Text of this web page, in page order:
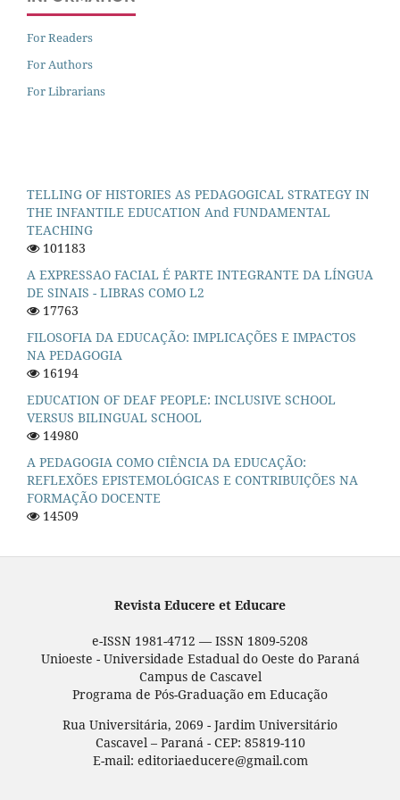
For Readers
For Authors
For Librarians
TELLING OF HISTORIES AS PEDAGOGICAL STRATEGY IN
THE INFANTILE EDUCATION And FUNDAMENTAL
TEACHING
101183
A EXPRESSAO FACIAL É PARTE INTEGRANTE DA LÍNGUA
DE SINAIS - LIBRAS COMO L2
17763
FILOSOFIA DA EDUCAÇÃO: IMPLICAÇÕES E IMPACTOS
NA PEDAGOGIA
16194
EDUCATION OF DEAF PEOPLE: INCLUSIVE SCHOOL
VERSUS BILINGUAL SCHOOL
14980
A PEDAGOGIA COMO CIÊNCIA DA EDUCAÇÃO:
REFLEXÕES EPISTEMOLÓGICAS E CONTRIBUIÇÕES NA
FORMAÇÃO DOCENTE
14509
Revista Educere et Educare
e-ISSN 1981-4712 — ISSN 1809-5208
Unioeste - Universidade Estadual do Oeste do Paraná
Campus de Cascavel
Programa de Pós-Graduação em Educação
Rua Universitária, 2069 - Jardim Universitário
Cascavel – Paraná - CEP: 85819-110
E-mail: editoriaeducere@gmail.com